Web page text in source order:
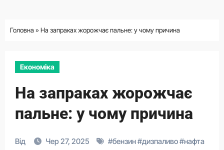
Головна » На запраках жорожчає пальне: у чому причина
Економіка
На запраках жорожчає
пальне: у чому причина
Від Чер 27, 2025 #бензин#дизпаливо#нафта